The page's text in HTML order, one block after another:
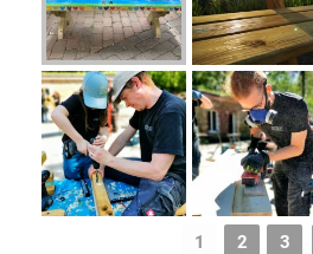
1 2 3